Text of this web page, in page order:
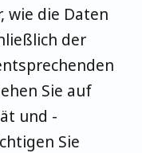
wie die Daten
der
Sie auf
und -
Sie